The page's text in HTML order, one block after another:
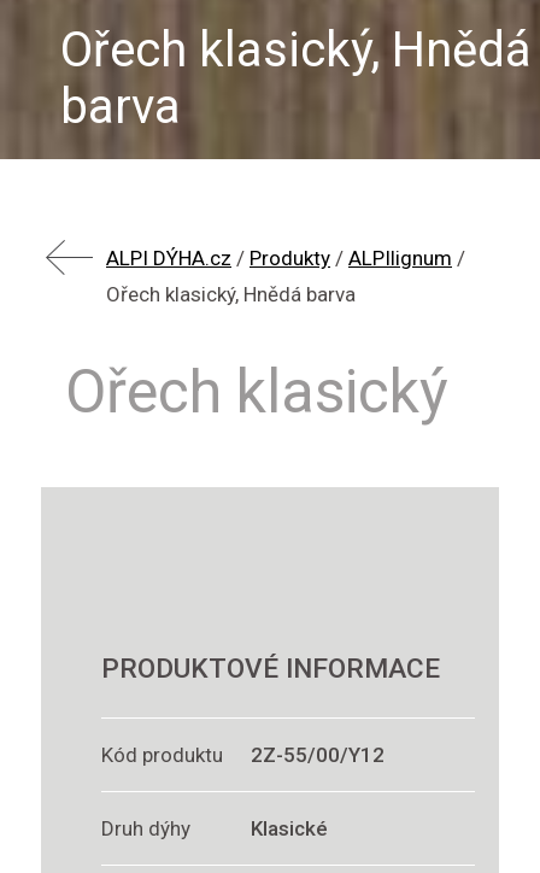
Ořech klasický, Hnědá
barva
ALPI DÝHA.cz / Produkty / ALPIlignum /
Ořech klasický, Hnědá barva
Ořech klasický
PRODUKTOVÉ INFORMACE
Kód produktu 2Z-55/00/Y12
Druh dýhy Klasické